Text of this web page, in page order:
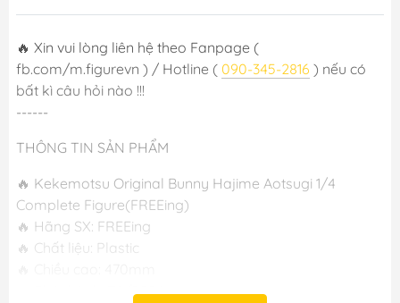
🔥 Xin vui lòng liên hệ theo Fanpage (
fb.com/m.figurevn ) / Hotline ( 090-345-2816 ) nếu có
bất kì câu hỏi nào !!!
------
THÔNG TIN SẢN PHẨM
🔥 Kekemotsu Original Bunny Hajime Aotsugi 1/4
Complete Figure(FREEing)
🔥 Hãng SX: FREEing
🔥 Chất liệu: Plastic
🔥 Phát hành: T8/2024